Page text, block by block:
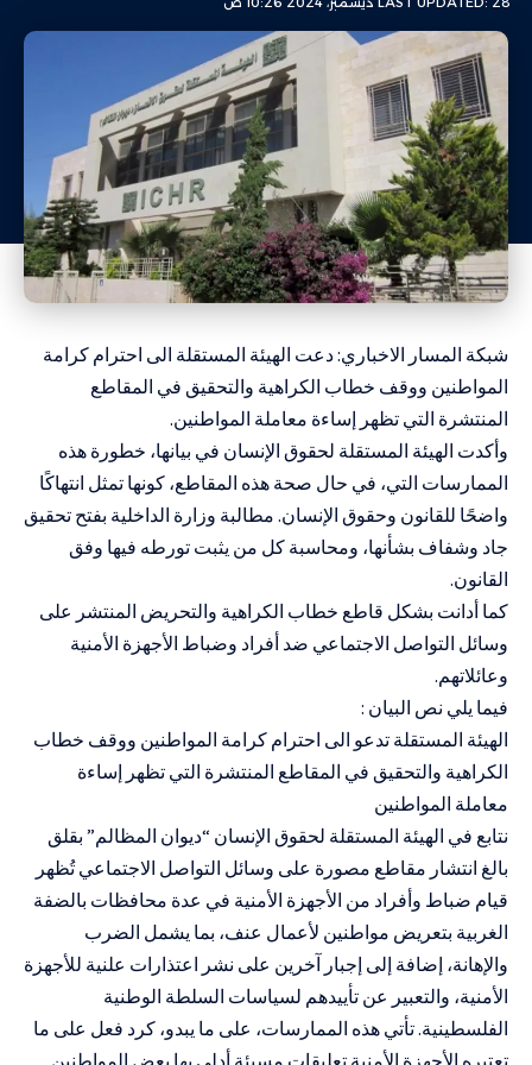
شبكة المسار الاخباري: دعت الهيئة المستقلة الى احترام كرامة
المواطنين ووقف خطاب الكراهية والتحقيق في المقاطع
المنتشرة التي تظهر إساءة معاملة المواطنين.
وأكدت الهيئة المستقلة لحقوق الإنسان في بيانها، خطورة هذه
الممارسات التي، في حال صحة هذه المقاطع، كونها تمثل انتهاكًا
واضحًا للقانون وحقوق الإنسان. مطالبة وزارة الداخلية بفتح تحقيق
جاد وشفاف بشأنها، ومحاسبة كل من يثبت تورطه فيها وفق
القانون.
كما أدانت بشكل قاطع خطاب الكراهية والتحريض المنتشر على
وسائل التواصل الاجتماعي ضد أفراد وضباط الأجهزة الأمنية
وعائلاتهم.
فيما يلي نص البيان :
الهيئة المستقلة تدعو الى احترام كرامة المواطنين ووقف خطاب
الكراهية والتحقيق في المقاطع المنتشرة التي تظهر إساءة
معاملة المواطنين
نتابع في الهيئة المستقلة لحقوق الإنسان “ديوان المظالم” بقلق
بالغ انتشار مقاطع مصورة على وسائل التواصل الاجتماعي تُظهر
قيام ضباط وأفراد من الأجهزة الأمنية في عدة محافظات بالضفة
الغربية بتعريض مواطنين لأعمال عنف، بما يشمل الضرب
والإهانة، إضافة إلى إجبار آخرين على نشر اعتذارات علنية للأجهزة
الأمنية، والتعبير عن تأييدهم لسياسات السلطة الوطنية
الفلسطينية. تأتي هذه الممارسات، على ما يبدو، كرد فعل على ما
تعتبره الأجهزة الأمنية تعليقات مسيئة أدلى بها بعض المواطنين